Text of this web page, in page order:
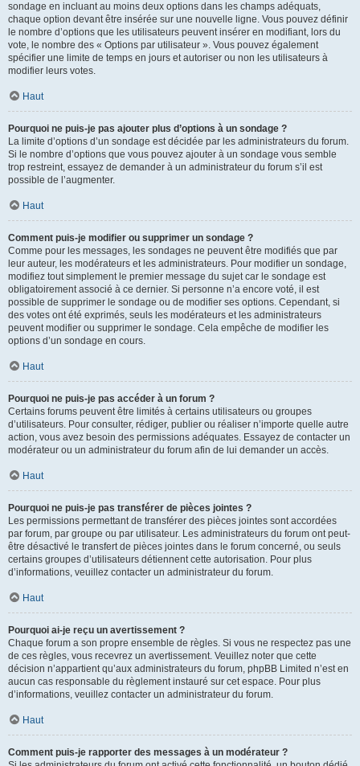
sondage en incluant au moins deux options dans les champs adéquats,
chaque option devant être insérée sur une nouvelle ligne. Vous pouvez définir
le nombre d’options que les utilisateurs peuvent insérer en modifiant, lors du
vote, le nombre des « Options par utilisateur ». Vous pouvez également
spécifier une limite de temps en jours et autoriser ou non les utilisateurs à
modifier leurs votes.
Haut
Pourquoi ne puis-je pas ajouter plus d’options à un sondage ?
La limite d’options d’un sondage est décidée par les administrateurs du forum.
Si le nombre d’options que vous pouvez ajouter à un sondage vous semble
trop restreint, essayez de demander à un administrateur du forum s’il est
possible de l’augmenter.
Haut
Comment puis-je modifier ou supprimer un sondage ?
Comme pour les messages, les sondages ne peuvent être modifiés que par
leur auteur, les modérateurs et les administrateurs. Pour modifier un sondage,
modifiez tout simplement le premier message du sujet car le sondage est
obligatoirement associé à ce dernier. Si personne n’a encore voté, il est
possible de supprimer le sondage ou de modifier ses options. Cependant, si
des votes ont été exprimés, seuls les modérateurs et les administrateurs
peuvent modifier ou supprimer le sondage. Cela empêche de modifier les
options d’un sondage en cours.
Haut
Pourquoi ne puis-je pas accéder à un forum ?
Certains forums peuvent être limités à certains utilisateurs ou groupes
d’utilisateurs. Pour consulter, rédiger, publier ou réaliser n’importe quelle autre
action, vous avez besoin des permissions adéquates. Essayez de contacter un
modérateur ou un administrateur du forum afin de lui demander un accès.
Haut
Pourquoi ne puis-je pas transférer de pièces jointes ?
Les permissions permettant de transférer des pièces jointes sont accordées
par forum, par groupe ou par utilisateur. Les administrateurs du forum ont peut-
être désactivé le transfert de pièces jointes dans le forum concerné, ou seuls
certains groupes d’utilisateurs détiennent cette autorisation. Pour plus
d’informations, veuillez contacter un administrateur du forum.
Haut
Pourquoi ai-je reçu un avertissement ?
Chaque forum a son propre ensemble de règles. Si vous ne respectez pas une
de ces règles, vous recevrez un avertissement. Veuillez noter que cette
décision n’appartient qu’aux administrateurs du forum, phpBB Limited n’est en
aucun cas responsable du règlement instauré sur cet espace. Pour plus
d’informations, veuillez contacter un administrateur du forum.
Haut
Comment puis-je rapporter des messages à un modérateur ?